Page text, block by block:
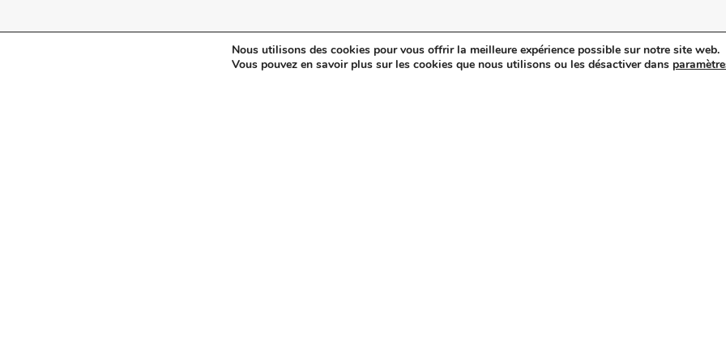
© 2024 Maisonetjardinmagazine.fr.Mentions légalesetpolitique de confidentialité.
Nous utilisons des cookies pour vous offrir la meilleure expérience possible sur notre site web.
Vous pouvez en savoir plus sur les cookies que nous utilisons ou les désactiver dans